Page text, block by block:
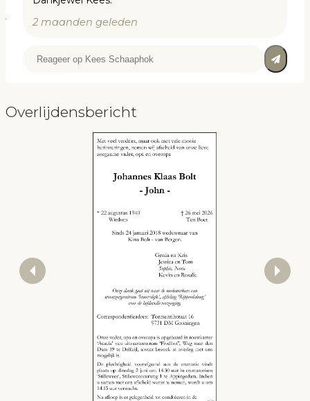
2 maanden geleden
Overlijdensbericht